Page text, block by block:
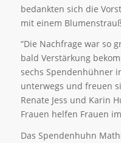
bedankten sich die
mit einem
“Die Nachfrage war so
bald Verstärkung
sechs Spendenhühner
unterwegs und freuen
Renate Jess und Karin
Frauen helfen Frauen
Das Spendenhuhn